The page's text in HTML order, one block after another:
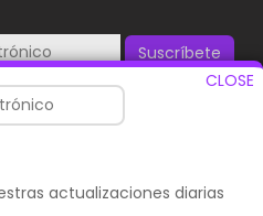
CLOSE
actualizaciones diarias
Suscríbete
actualizaciones diarias